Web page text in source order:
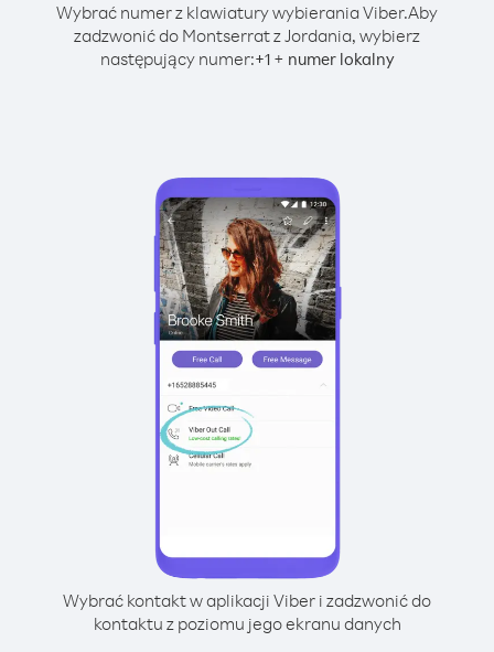
Wybrać numer z klawiatury wybierania Viber.Aby
zadzwonić do Montserrat z Jordania, wybierz
następujący numer:+1+ numer lokalny
Wybrać kontakt w aplikacji Viber i zadzwonić do
kontaktu z poziomu jego ekranu danych